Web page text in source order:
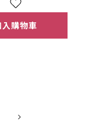
入購物車